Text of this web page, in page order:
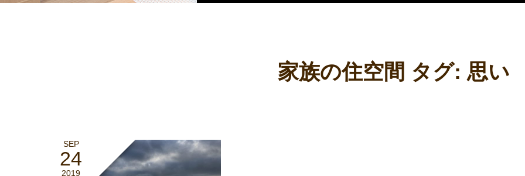
家族の住空間 タグ: 思い
SEP
24
2019